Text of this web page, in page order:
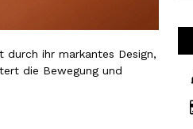
ihr markantes Design,
die Bewegung und